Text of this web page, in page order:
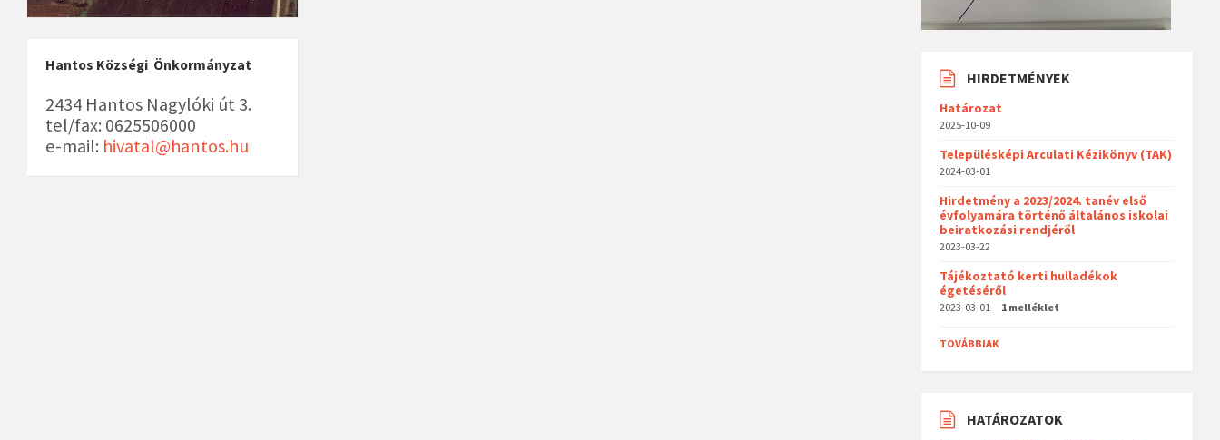
Hantos Községi Önkormányzat
2434 Hantos Nagylóki út 3.
tel/fax: 0625506000
e-mail: hivatal@hantos.hu
HIRDETMÉNYEK
Határozat
2025-10-09
Településképi Arculati Kézikönyv (TAK)
2024-03-01
Hirdetmény a 2023/2024. tanév első
évfolyamára történő általános iskolai
beiratkozási rendjéről
2023-03-22
Tájékoztató kerti hulladékok
égetéséről
2023-03-01 1 melléklet
TOVÁBBIAK
HATÁROZATOK